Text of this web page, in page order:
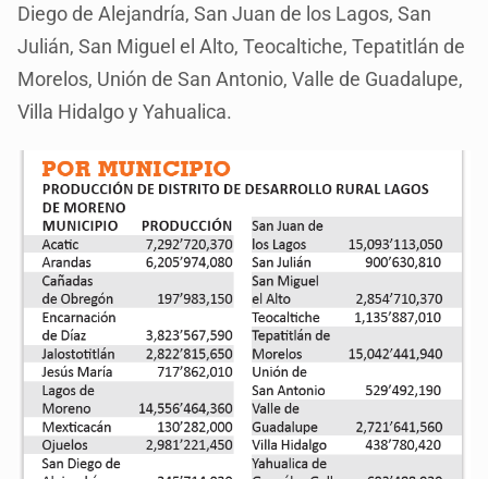
Diego de Alejandría, San Juan de los Lagos, San
Julián, San Miguel el Alto, Teocaltiche, Tepatitlán de
Morelos, Unión de San Antonio, Valle de Guadalupe,
Villa Hidalgo y Yahualica.